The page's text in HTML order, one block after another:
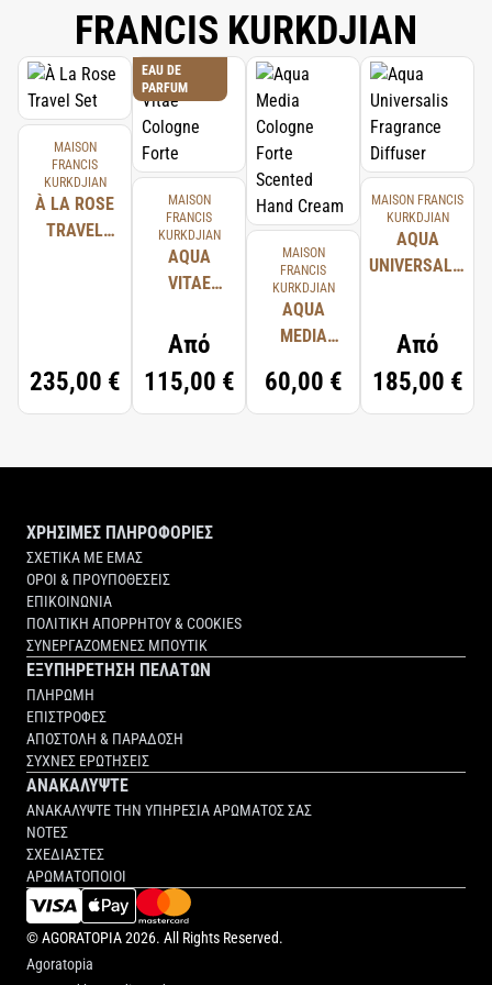
FRANCIS KURKDJIAN
MAISON
FRANCIS
KURKDJIAN
À LA ROSE
TRAVEL
235,00 €
EAU DE
PARFUM
MAISON
FRANCIS
KURKDJIAN
AQUA
VITAE
FORTE
Από
115,00 €
MAISON
FRANCIS
KURKDJIAN
AQUA
MEDIA
FORTE
SCENTED
CREAM
60,00 €
MAISON FRANCIS
KURKDJIAN
AQUA
UNIVERSALIS
Από
185,00 €
ΧΡΗΣΙΜΕΣ ΠΛΗΡΟΦΟΡΙΕΣ
ΣΧΕΤΙΚΑ ΜΕ ΕΜΑΣ
ΟΡΟΙ & ΠΡΟΥΠΟΘΕΣΕΙΣ
ΕΠΙΚΟΙΝΩΝΙΑ
ΠΟΛΙΤΙΚΗ ΑΠΟΡΡΗΤΟΥ & COOKIES
ΣΥΝΕΡΓΑΖΟΜΕΝΕΣ ΜΠΟΥΤΙΚ
ΕΞΥΠΗΡΕΤΗΣΗ ΠΕΛΑΤΩΝ
ΠΛΗΡΩΜΗ
ΕΠΙΣΤΡΟΦΕΣ
ΑΠΟΣΤΟΛΗ & ΠΑΡΑΔΟΣΗ
ΣΥΧΝΕΣ ΕΡΩΤΗΣΕΙΣ
ΑΝΑΚΑΛΥΨΤΕ
ΑΝΑΚΑΛΥΨΤΕ ΤΗΝ ΥΠΗΡΕΣΙΑ ΑΡΩΜΑΤΟΣ ΣΑΣ
ΝΟΤΕΣ
ΣΧΕΔΙΑΣΤΕΣ
ΑΡΩΜΑΤΟΠΟΙΟΙ
©AGORATOPIA2026. All Rights Reserved.
Agoratopia